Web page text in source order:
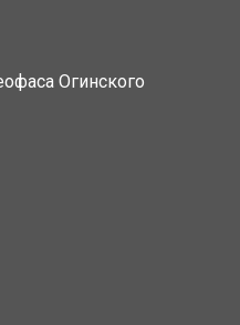
Огинского